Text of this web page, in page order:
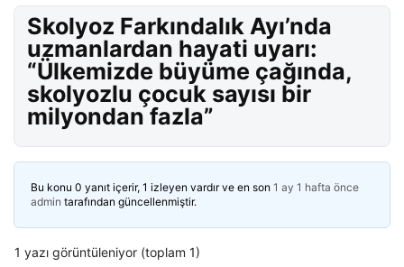
Skolyoz Farkındalık Ayı’nda
uzmanlardan hayati uyarı:
“Ülkemizde büyüme çağında,
skolyozlu çocuk sayısı bir
milyondan fazla”
Bu konu 0 yanıt içerir, 1 izleyen vardır ve en son 1 ay 1 hafta önce
admin tarafından güncellenmiştir.
1 yazı görüntüleniyor (toplam 1)